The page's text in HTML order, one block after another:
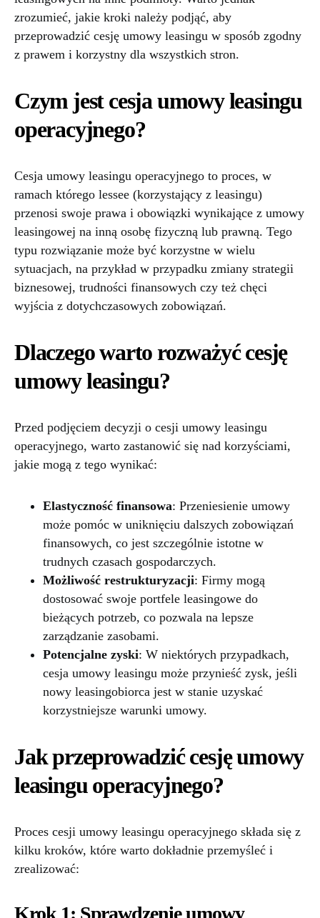
zrozumieć, jakie kroki należy podjąć, aby
przeprowadzić cesję umowy leasingu w sposób zgodny
z prawem i korzystny dla wszystkich stron.
Czym jest cesja umowy leasingu
operacyjnego?
Cesja umowy leasingu operacyjnego to proces, w
ramach którego lessee (korzystający z leasingu)
przenosi swoje prawa i obowiązki wynikające z umowy
leasingowej na inną osobę fizyczną lub prawną. Tego
typu rozwiązanie może być korzystne w wielu
sytuacjach, na przykład w przypadku zmiany strategii
biznesowej, trudności finansowych czy też chęci
wyjścia z dotychczasowych zobowiązań.
Dlaczego warto rozważyć cesję
umowy leasingu?
Przed podjęciem decyzji o cesji umowy leasingu
operacyjnego, warto zastanowić się nad korzyściami,
jakie mogą z tego wynikać:
Elastyczność finansowa: Przeniesienie umowy
może pomóc w uniknięciu dalszych zobowiązań
finansowych, co jest szczególnie istotne w
trudnych czasach gospodarczych.
Możliwość restrukturyzacji: Firmy mogą
dostosować swoje portfele leasingowe do
bieżących potrzeb, co pozwala na lepsze
zarządzanie zasobami.
Potencjalne zyski: W niektórych przypadkach,
cesja umowy leasingu może przynieść zysk, jeśli
nowy leasingobiorca jest w stanie uzyskać
korzystniejsze warunki umowy.
Jak przeprowadzić cesję umowy
leasingu operacyjnego?
Proces cesji umowy leasingu operacyjnego składa się z
kilku kroków, które warto dokładnie przemyśleć i
zrealizować:
Krok 1: Sprawdzenie umowy